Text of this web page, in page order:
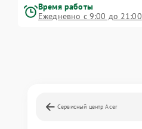
Время работы
Ежедневно с 9:00 до 21:00
Сервисный центр Acer